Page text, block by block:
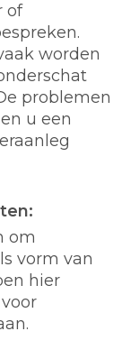
of
worden
problemen
u een
om
vorm van
hier